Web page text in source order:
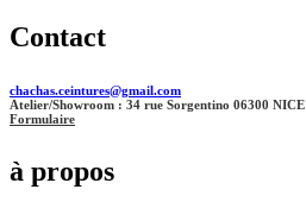
Contact
chachas.ceintures@gmail.com
Atelier/Showroom : 34 rue Sorgentino 06300 NICE
Formulaire
à propos